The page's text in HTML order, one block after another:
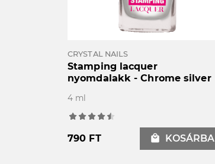
CRYSTAL NAILS
Stamping lacquer
nyomdalakk - Chrome silver
4 ml
790 FT local_mall KOSÁRBA